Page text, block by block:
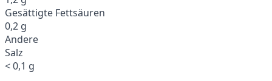
Gesättigte Fettsäuren
0,2 g
Andere
Salz
< 0,1 g